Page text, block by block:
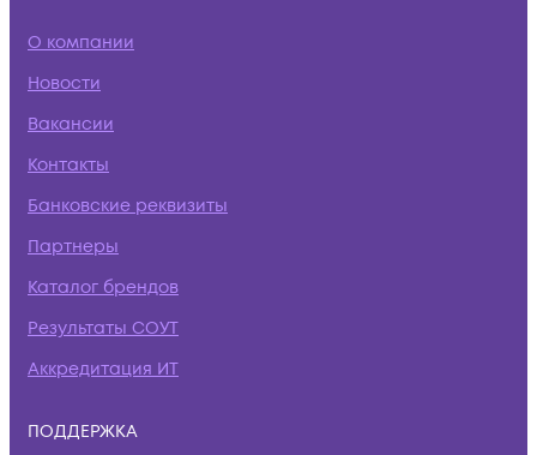
О компании
Новости
Вакансии
Контакты
Банковские реквизиты
Партнеры
Каталог брендов
Результаты СОУТ
Аккредитация ИТ
ПОДДЕРЖКА